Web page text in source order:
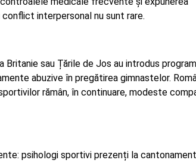
interpersonal nu sunt rare.
sau Țările de Jos au introdus
abuzive în pregătirea gimnastelor.
rămân, în continuare, modeste
psihologi sportivi prezenți la